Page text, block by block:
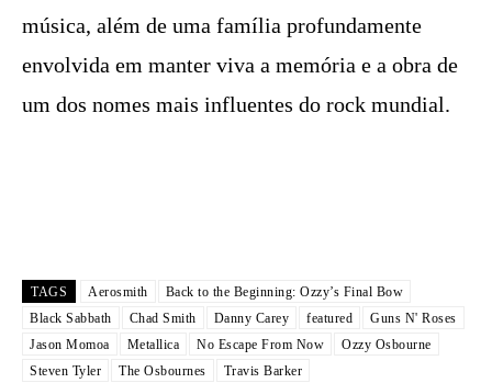
música, além de uma família profundamente
envolvida em manter viva a memória e a obra de
um dos nomes mais influentes do rock mundial.
TAGS Aerosmith
Back to the Beginning: Ozzy’s Final Bow
Black Sabbath
Chad Smith Danny Carey featured
Guns N' Roses
Jason Momoa
Metallica No Escape From Now
Ozzy Osbourne
Steven Tyler
The Osbournes Travis Barker